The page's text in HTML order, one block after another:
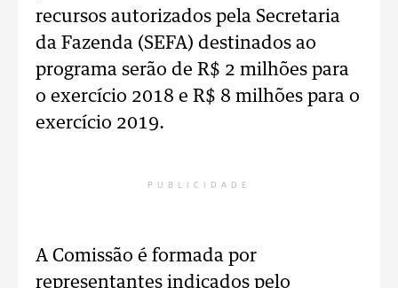
recursos autorizados pela Secretaria
da Fazenda (SEFA) destinados ao
programa serão de R$ 2 milhões para
o exercício 2018 e R$ 8 milhões para o
exercício 2019.
PUBLICIDADE
A Comissão é formada por
representantes indicados pelo